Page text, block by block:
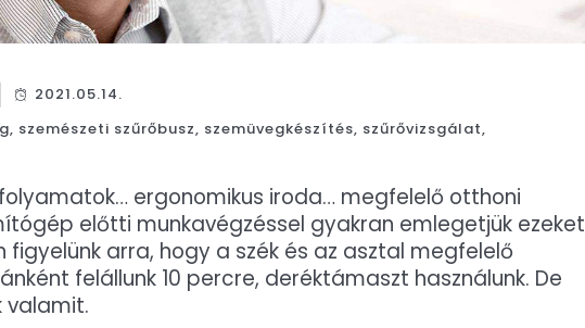
2021.05.14.
, szemészeti szűrőbusz, szemüvegkészítés, szűrővizsgálat,
ergonomikus iroda… megfelelő otthoni
előtti munkavégzéssel gyakran emlegetjük ezeket
arra, hogy a szék és az asztal megfelelő
felállunk 10 percre, deréktámaszt használunk. De
valamit.